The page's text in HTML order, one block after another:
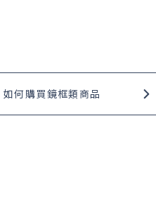
如何購買鏡框類商品